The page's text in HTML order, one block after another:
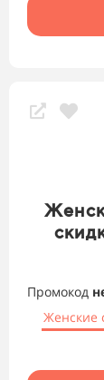
Промокод
Женские